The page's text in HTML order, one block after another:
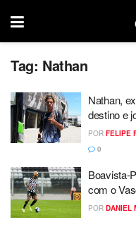
Tag: Nathan
Nathan,
destino e
POR FELIPE
0
Boavista-
com o
POR DANIEL